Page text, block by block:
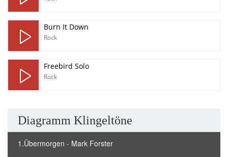
Burn It Down
Rock
Freebird Solo
Rock
Diagramm Klingeltöne
1.Übermorgen - Mark Forster